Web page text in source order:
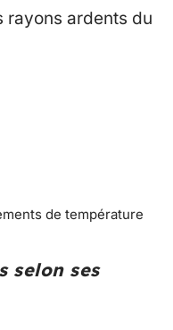
ardents du
de température
selon ses